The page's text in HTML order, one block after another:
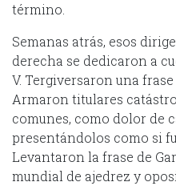
término.
Semanas atrás, esos
derecha se dedicaron a
V. Tergiversaron una
Armaron titulares
comunes, como dolor de
presentándolos como si
Levantaron la frase de
mundial de ajedrez y